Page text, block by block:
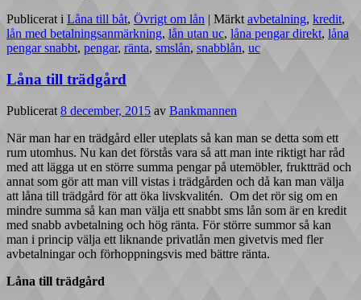
Publicerat i Låna till båt, Övrigt om lån | Märkt avbetalning, kredit,
lån med betalningsanmärkning, lån utan uc, låna pengar direkt, låna
pengar snabbt, pengar, ränta, smslån, snabblån, uc
Låna till trädgård
Publicerat 8 december, 2015 av Bankmannen
När man har en trädgård eller uteplats så kan man se detta som ett
rum utomhus. Nu kan det förstås vara så att man inte riktigt har råd
med att lägga ut en större summa pengar på utemöbler, fruktträd och
annat som gör att man vill vistas i trädgården och då kan man välja
att låna till trädgård för att öka livskvalitén. Om det rör sig om en
mindre summa så kan man välja ett snabbt sms lån som är en kredit
med snabb avbetalning och hög ränta. För större summor så kan
man i princip välja ett liknande privatlån men givetvis med fler
avbetalningar och förhoppningsvis med bättre ränta.
Låna till trädgård